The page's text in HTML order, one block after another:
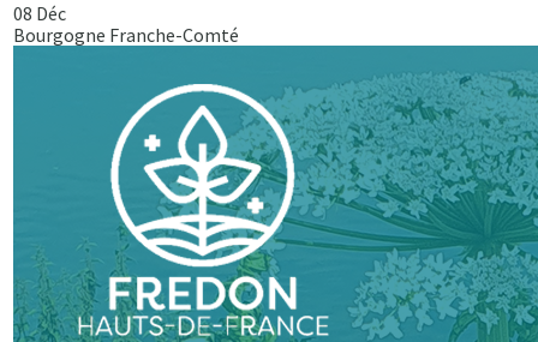
08 Déc
Bourgogne Franche-Comté